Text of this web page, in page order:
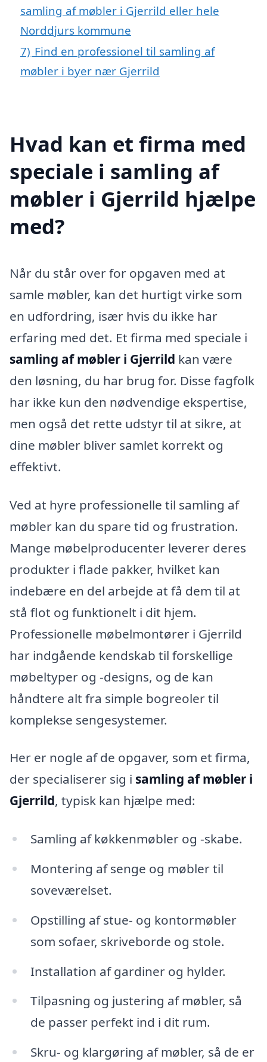
samling af møbler i Gjerrild eller hele
Norddjurs kommune
7) Find en professionel til samling af
møbler i byer nær Gjerrild
Hvad kan et firma med
speciale i samling af
møbler i Gjerrild hjælpe
med?
Når du står over for opgaven med at
samle møbler, kan det hurtigt virke som
en udfordring, især hvis du ikke har
erfaring med det. Et firma med speciale i
samling af møbler i Gjerrild kan være
den løsning, du har brug for. Disse fagfolk
har ikke kun den nødvendige ekspertise,
men også det rette udstyr til at sikre, at
dine møbler bliver samlet korrekt og
effektivt.
Ved at hyre professionelle til samling af
møbler kan du spare tid og frustration.
Mange møbelproducenter leverer deres
produkter i flade pakker, hvilket kan
indebære en del arbejde at få dem til at
stå flot og funktionelt i dit hjem.
Professionelle møbelmontører i Gjerrild
har indgående kendskab til forskellige
møbeltyper og -designs, og de kan
håndtere alt fra simple bogreoler til
komplekse sengesystemer.
Her er nogle af de opgaver, som et firma,
der specialiserer sig i samling af møbler i
Gjerrild, typisk kan hjælpe med:
Samling af køkkenmøbler og -skabe.
Montering af senge og møbler til
soveværelset.
Opstilling af stue- og kontormøbler
som sofaer, skriveborde og stole.
Installation af gardiner og hylder.
Tilpasning og justering af møbler, så
de passer perfekt ind i dit rum.
Skru- og klargøring af møbler, så de er